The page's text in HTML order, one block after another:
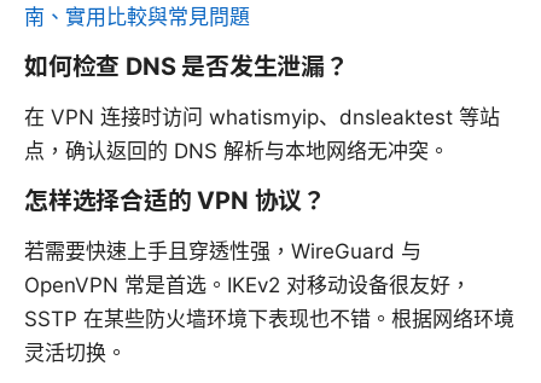
南、實用比較與常見問題
如何检查 DNS 是否发生泄漏？
在 VPN 连接时访问 whatismyip、dnsleaktest 等站
点，确认返回的 DNS 解析与本地网络无冲突。
怎样选择合适的 VPN 协议？
若需要快速上手且穿透性强，WireGuard 与
OpenVPN 常是首选。IKEv2 对移动设备很友好，
SSTP 在某些防火墙环境下表现也不错。根据网络环境
灵活切换。